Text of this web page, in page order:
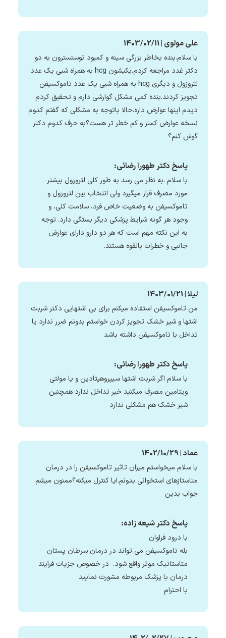
علی مولوی | 1403/02/11
با سلام.بنده بخاطر بزرگی سینه و کمبود توستسترون به دو
دکتر غدد مراجعه کردم.یکیشون hcg به همراه شبی یک عدد
لتروزول و دیگری hcg به همراه شبی یک عدد تاموکسیفن
تجویز کردند.بنده کمی مشکل گوارشی دارم و تحقیق کردم
دیدم اینها عوارض داره.حالا باتوجه به مشکلی که گفتم کدوم
نسخه عوارض کمتر و کم خطر تر هست؟به حرف کدوم دکتر
گوش کنم؟
پاسخ دکتر طهورا رضائی:
با سلام .به نظر می رسد به طور کلی لتروزول بیشتر
مورد مصرف قرار میگیرد ولی انتخاب بین لتروزول و
تاموکسیفن به وضعیت خاص فرد، سلامت کلی، و
وجود هر گونه شرایط پزشکی دیگر بستگی دارد. توجه
به این نکته مهم است که هر دو دارو دارای عوارض
جانبی و خطرات بالقوه هستند.
لیلا | 1403/01/21
من تاموکسیفن استفاده میکنم برای بی اشتهایی دکتر شربت
اشتها و شیر خشک تجویز کردن خواستم بدونم ضرر ندارد یا
تداخل با تاموکسیفن داشته باشد
پاسخ دکتر طهورا رضائی:
با سلام اگر شربت اشتها سیپروهپتادین و یا مولتی
ویتامین مصرف میکنید خیر تداخل ندارد همچنین
شیر خشک هم مشکلی ندارد
عماد | 1402/10/29
با سلام میخواستم میزان تاثیر تاموکسیفن را در درمان
متاستازهای استخوانی بدونم.ایا کنترل میکنه؟ممنون میشم
جواب بدین
پاسخ دکتر شیعه زاده:
با درود فراوان
بله تاموکسیفن می تواند در درمان سرطان پستان
متاستاتیک موثر واقع شود. در خصوص جزیات فرآیند
درمان با پزشک مربوطه مشورت نمایید
با احترام